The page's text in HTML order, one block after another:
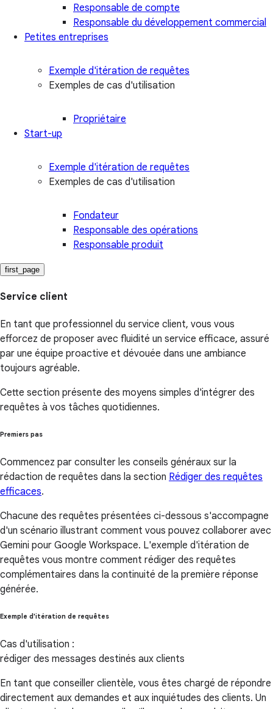
Responsable de compte
Responsable du développement commercial
Petites entreprises
Exemple d'itération de requêtes
Exemples de cas d'utilisation
Propriétaire
Start-up
Exemple d'itération de requêtes
Exemples de cas d'utilisation
Fondateur
Responsable des opérations
Responsable produit
first_page
Service client
En tant que professionnel du service client, vous vous
efforcez de proposer avec fluidité un service efficace, assuré
par une équipe proactive et dévouée dans une ambiance
toujours agréable.
Cette section présente des moyens simples d'intégrer des
requêtes à vos tâches quotidiennes.
Premiers pas
Commencez par consulter les conseils généraux sur la
rédaction de requêtes dans la section Rédiger des requêtes
efficaces.
Chacune des requêtes présentées ci-dessous s'accompagne
d'un scénario illustrant comment vous pouvez collaborer avec
Gemini pour Google Workspace. L'exemple d'itération de
requêtes vous montre comment rédiger des requêtes
complémentaires dans la continuité de la première réponse
générée.
Exemple d'itération de requêtes
Cas d'utilisation :
rédiger des messages destinés aux clients
En tant que conseiller clientèle, vous êtes chargé de répondre
directement aux demandes et aux inquiétudes des clients. Un